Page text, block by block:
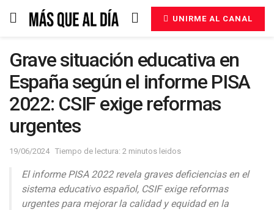
UNIRME AL CANAL
Grave situación educativa en
España según el informe PISA
2022: CSIF exige reformas
urgentes
19/06/2024 Tiempo de lectura: 2 minutos leidos
El informe PISA 2022 revela graves deficiencias en el
sistema educativo español, CSIF exige reformas
urgentes para mejorar la calidad y equidad en la